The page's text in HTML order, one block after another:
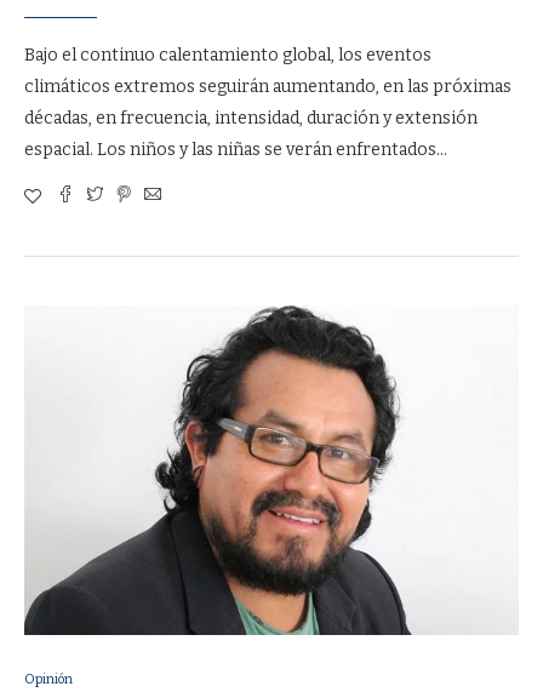
Bajo el continuo calentamiento global, los eventos
climáticos extremos seguirán aumentando, en las próximas
décadas, en frecuencia, intensidad, duración y extensión
espacial. Los niños y las niñas se verán enfrentados…
Opinión